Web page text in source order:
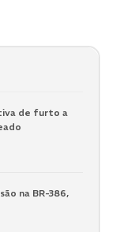
de furto a
na BR-386,